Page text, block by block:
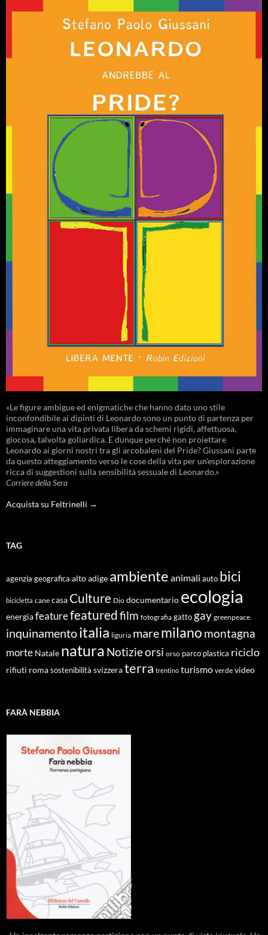
«Le figure ambigue ed enigmatiche che hanno dato uno stile
inconfondibile ai dipinti di Leonardo sono un punto di partenza per
immaginare una vita privata libera da schemi rigidi, affettuosa,
giocosa, talvolta goliardica. E dunque perché non proiettare
Leonardo ai giorni nostri tra gli arcobaleni del Pride? Giussani parte
da questo atteggiamento verso le cose della vita per un’esplorazione
ricca di suggestioni sulla sensibilità sessuale di Leonardo.»
Corriere della Sera
Acquista su Feltrinelli →
TAG
agenzia geografica alto adige ambiente animali auto bici
bicicletta cane casa Culture Dio documentario ecologia
energiafeaturefeaturedfilm fotografia gatto gay greenpeace
inquinamentoitalia liguria maremilano montagna
morte Natale natura Notizieorsi orso parco plastica riciclo
rifiuti roma sostenibilità svizzeraterra trentino turismo verde video
FARÀ NEBBIA